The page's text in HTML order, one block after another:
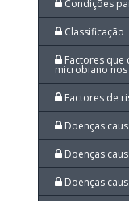
Condições
Classificação
Factores que
microbiano
Factores de
Doenças
Doenças
Doenças